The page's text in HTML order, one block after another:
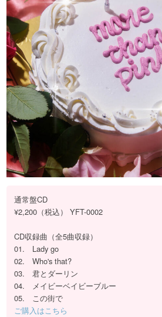
通常盤CD
¥2,200（税込） YFT-0002
CD収録曲（全5曲収録）
01. Lady go
02. Who's that?
03. 君とダーリン
04. メイビーベイビーブルー
05. この街で
ご購入はこちら